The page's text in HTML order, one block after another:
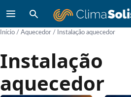
Início / Aquecedor / Instalação aquecedor
Instalação
aquecedor